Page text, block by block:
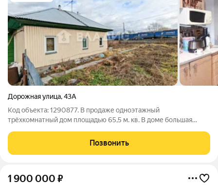
Дорожная улица,43А
Код объекта: 1290877. В продаже одноэтажный
трёхкомнатный дом площадью 65,5 м. кв. В доме большая
доме. В доме водоснабжение скважина, автономная
канализация, отопление твердотоплевным котлом,
Позвонить
1 900 000 ₽